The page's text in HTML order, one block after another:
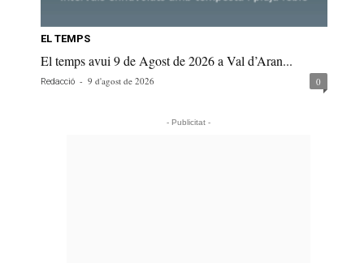
EL TEMPS
El temps avui 9 de Agost de 2026 a Val d’Aran...
Redacció - 9 d'agost de 2026 0
- Publicitat -